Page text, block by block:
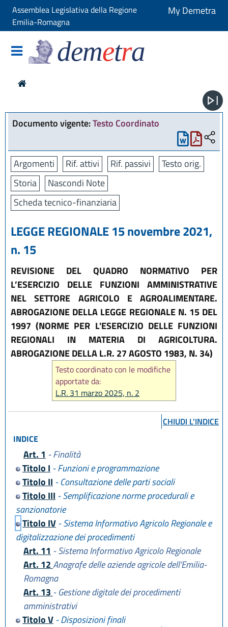
Assemblea Legislativa della Regione
Emilia-Romagna
My Demetra
demetra
Documento vigente:Testo Coordinato
Argomenti Rif. attivi Rif. passivi
Testo orig.
Storia
Nascondi Note
Scheda tecnico-finanziaria
LEGGE REGIONALE 15 novembre 2021,
n. 15
REVISIONE DEL QUADRO NORMATIVO PER
L’ESERCIZIO DELLE FUNZIONI AMMINISTRATIVE
NEL SETTORE AGRICOLO E AGROALIMENTARE.
ABROGAZIONE DELLA LEGGE REGIONALE N. 15 DEL
1997 (NORME PER L'ESERCIZIO DELLE FUNZIONI
REGIONALI IN MATERIA DI AGRICOLTURA.
ABROGAZIONE DELLA L.R. 27 AGOSTO 1983, N. 34)
Testo coordinato con le modifiche
apportate da:
L.R. 31 marzo 2025, n. 2
CHIUDI L'INDICE
INDICE
Art. 1 - Finalità
Titolo I - Funzioni e programmazione
Titolo II - Consultazione delle parti sociali
Titolo III - Semplificazione norme procedurali e
sanzionatorie
Titolo IV- Sistema Informativo Agricolo Regionale e
digitalizzazione dei procedimenti
Art. 11 - Sistema Informativo Agricolo Regionale
Art. 12Anagrafe delle aziende agricole dell’Emilia-
Romagna
Art. 13 - Gestione digitale dei procedimenti
amministrativi
Titolo V- Disposizioni finali